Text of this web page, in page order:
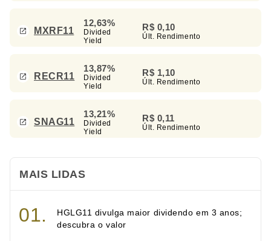
MXRF11
12,63%
Divided
Yield
R$ 0,10
Últ. Rendimento
RECR11
13,87%
Divided
Yield
R$ 1,10
Últ. Rendimento
SNAG11
13,21%
Divided
Yield
R$ 0,11
Últ. Rendimento
MAIS LIDAS
HGLG11 divulga maior dividendo em 3 anos;
descubra o valor